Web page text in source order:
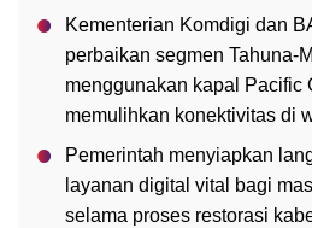
Kementerian Komdigi dan
perbaikan segmen Tahuna-
menggunakan kapal Pacific
memulihkan konektivitas di
Pemerintah menyiapkan
layanan digital vital bagi
selama proses restorasi